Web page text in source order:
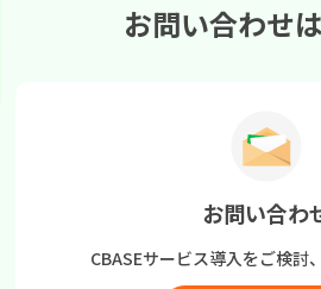
お問い合わせ
お問い合わ
CBASEサービス導入をご検討、